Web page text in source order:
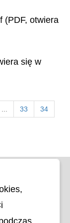
(PDF, otwiera
się w
... 33 34